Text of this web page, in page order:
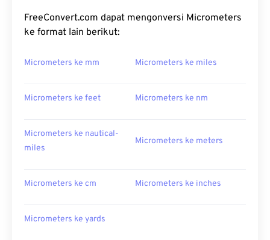
FreeConvert.com dapat mengonversi Micrometers
ke format lain berikut:
Micrometers ke mm Micrometers ke miles
Micrometers ke feet Micrometers ke nm
Micrometers ke nautical-
miles
Micrometers ke meters
Micrometers ke cm Micrometers ke inches
Micrometers ke yards